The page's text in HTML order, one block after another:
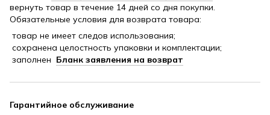
вернуть товар в течение 14 дней со дня покупки.
Обязательные условия для возврата товара:
товар не имеет следов использования;
сохранена целостность упаковки и комплектации;
заполнен Бланк заявления на возврат
Гарантийное обслуживание